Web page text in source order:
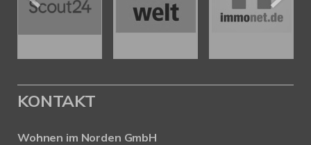
KONTAKT
Wohnen im Norden GmbH